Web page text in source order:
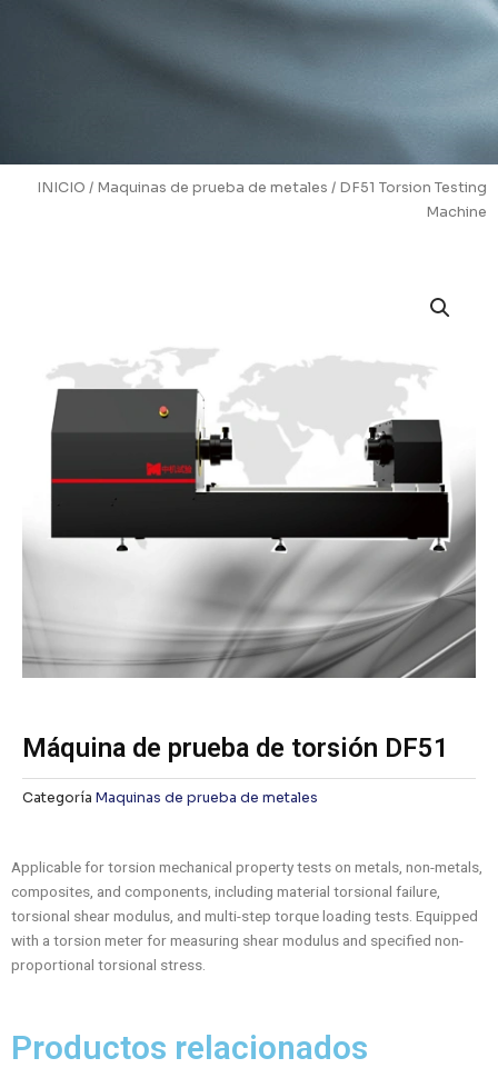
INICIO / Maquinas de prueba de metales / DF51 Torsion Testing
Machine
Máquina de prueba de torsión DF51
Categoría Maquinas de prueba de metales
Applicable for torsion mechanical property tests on metals, non-metals,
composites, and components, including material torsional failure,
torsional shear modulus, and multi-step torque loading tests. Equipped
with a torsion meter for measuring shear modulus and specified non-
proportional torsional stress.
Productos relacionados